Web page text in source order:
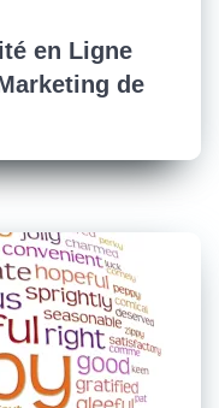
en Ligne
de